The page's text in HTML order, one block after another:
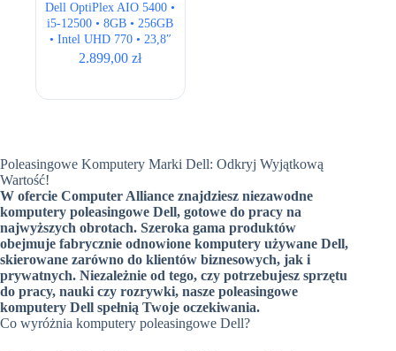
Dell OptiPlex AIO 5400 •
i5-12500 • 8GB • 256GB
• Intel UHD 770 • 23,8″
Full HD
2.899,00zł
Poleasingowe Komputery Marki Dell: Odkryj Wyjątkową
Wartość!
W ofercie Computer Alliance znajdziesz niezawodne
komputery poleasingowe Dell, gotowe do pracy na
najwyższych obrotach. Szeroka gama produktów
obejmuje fabrycznie odnowione komputery używane Dell,
skierowane zarówno do klientów biznesowych, jak i
prywatnych. Niezależnie od tego, czy potrzebujesz sprzętu
do pracy, nauki czy rozrywki, nasze poleasingowe
komputery Dell spełnią Twoje oczekiwania.
Co wyróżnia komputery poleasingowe Dell?